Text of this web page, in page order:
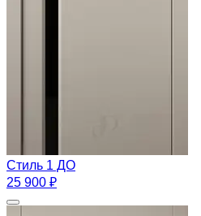
Стиль 1 ДО
25 900 ₽